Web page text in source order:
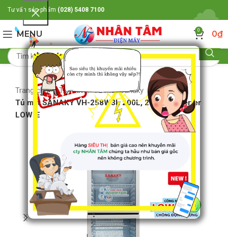
Tư vấn sản phẩm (028) 5408 7100
MENU 0 0₫
Trang chủ Tủ mát
Tủ mát Sanaky
Tủ mát SANAKY VH-258W3L 200L, 2 cánh, Inverter
LOW-E